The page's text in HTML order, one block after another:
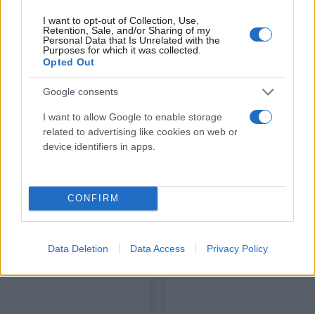
I want to opt-out of Collection, Use,
Retention, Sale, and/or Sharing of my
Personal Data that Is Unrelated with the
Purposes for which it was collected.
Opted Out
Google consents
I want to allow Google to enable storage
related to advertising like cookies on web or
device identifiers in apps.
CONFIRM
Data Deletion Data Access Privacy Policy
x 10cm - confezione da 10 pezzi - EUROFARM
31,59 € (iva esclusa)
agevolare la rimozione del tessuto devitalizzato,...
( 0 recensioni )